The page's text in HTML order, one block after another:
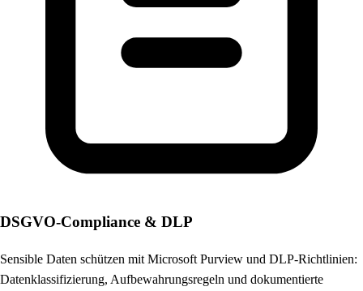
DSGVO-Compliance & DLP
Sensible Daten schützen mit Microsoft Purview und DLP-Richtlinien:
Datenklassifizierung, Aufbewahrungsregeln und dokumentierte